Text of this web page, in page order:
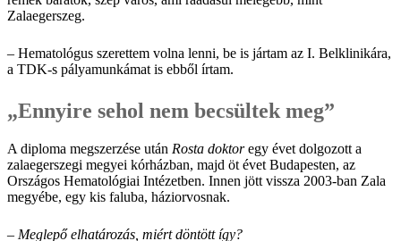
Zalaegerszeg.
– Hematológus szerettem volna lenni, be is jártam az I. Belklinikára,
a TDK-s pályamunkámat is ebből írtam.
„Ennyire sehol nem becsültek meg”
A diploma megszerzése után Rosta doktoregy évet dolgozott a
zalaegerszegi megyei kórházban, majd öt évet Budapesten, az
Országos Hematológiai Intézetben. Innen jött vissza 2003-ban Zala
megyébe, egy kis faluba, háziorvosnak.
– Meglepő elhatározás, miért döntött így?